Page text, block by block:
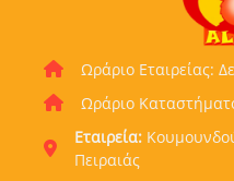
Ωράριο Εταιρείας:
Ωράριο
Εταιρεία:
Πειραιάς